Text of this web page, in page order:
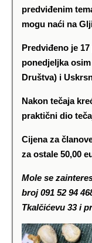
predviđenim
mogu naći na
Predviđeno je
ponedjeljka
Društva) i
Nakon tečaja
praktični dio
Cijena za
za ostale 50,00
Mole se
broj 091 52 94
Tkalčićevu 33 i